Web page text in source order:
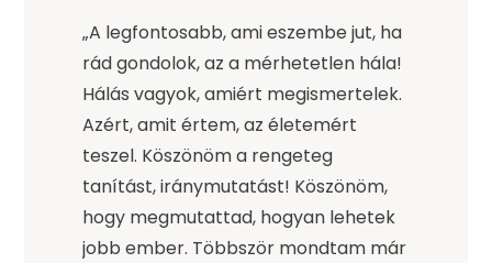
„A legfontosabb, ami eszembe jut, ha
rád gondolok, az a mérhetetlen hála!
Hálás vagyok, amiért megismertelek.
Azért, amit értem, az életemért
teszel. Köszönöm a rengeteg
tanítást, iránymutatást! Köszönöm,
hogy megmutattad, hogyan lehetek
jobb ember. Többször mondtam már